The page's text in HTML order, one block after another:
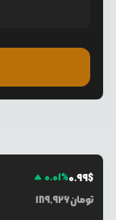
0.01%0.99$
189,926تومان